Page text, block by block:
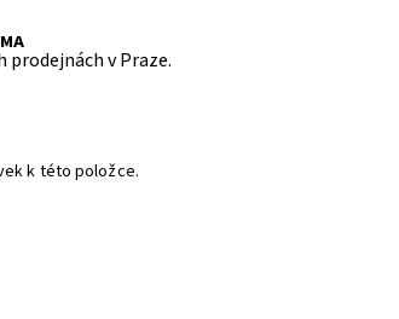
prodejnách v Praze.
k této položce.